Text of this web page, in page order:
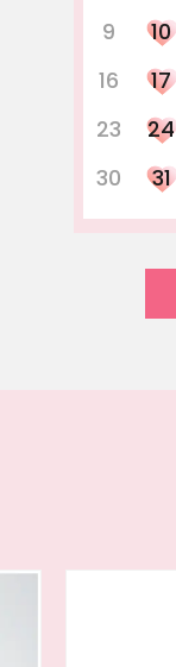
9
10
16
17
23
24
30
31